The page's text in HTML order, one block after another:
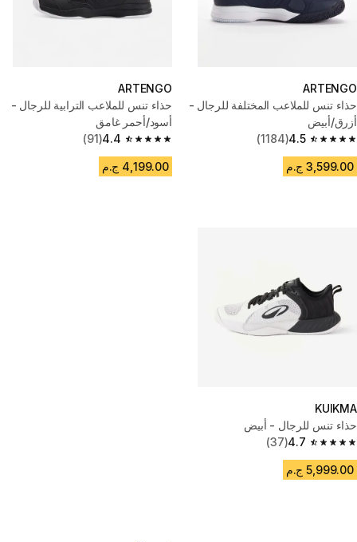
ARTENGO
حذاء تنس للملاعب المختلفة للرجال -
أزرق/أبيض
4.5
4.5 out of 5 stars from 1184 reviews
(1184)
3,599.00 ج.م
ARTENGO
حذاء تنس للملاعب الترابية للرجال -
أسود/أحمر غامق
4.4
4.4 out of 5 stars from 91 reviews
(91)
4,199.00 ج.م
KUIKMA
حذاء تنس للرجال - أبيض
4.7
4.7 out of 5 stars from 37 reviews
(37)
5,999.00 ج.م